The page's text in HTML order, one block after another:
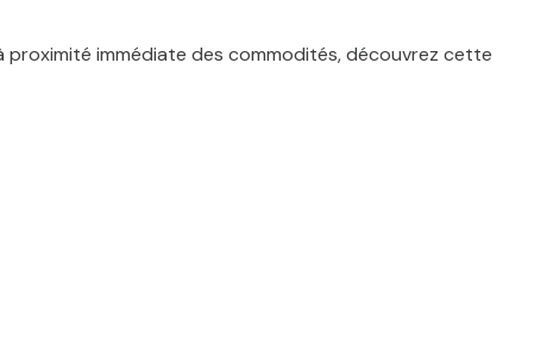
immédiate des commodités, découvrez cette